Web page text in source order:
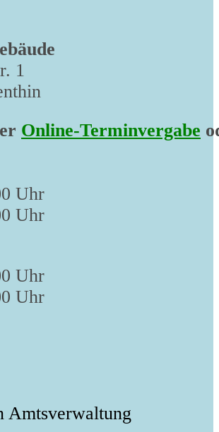
1
Online-Terminvergabe
Uhr
Uhr
Uhr
Uhr
Amtsverwaltung